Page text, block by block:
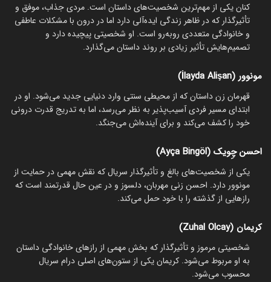
کنان یکی از مهم‌ترین شخصیت‌های داستان است. مردی جذاب، موفق و
تأثیرگذار که در ظاهر زندگی ایده‌آلی دارد اما در درون با مشکلات عاطفی
و خانوادگی متعددی روبه‌رو است. او شخصیتی پیچیده دارد و
تصمیم‌هایش تأثیر زیادی بر روند داستان می‌گذارد.
مونوور (İlayda Alişan)
قهرمان زن داستان که از محیطی سنتی وارد دنیایی جدید می‌شود. او در
ابتدای مسیر فردی آسیب‌پذیر به نظر می‌رسد، اما به تدریج قدرت درونی
خود را کشف می‌کند و برای آینده‌اش می‌جنگد.
احسن چِویک (Ayça Bingöl)
یکی از شخصیت‌های بالغ و تأثیرگذار سریال که نقش مهمی در حمایت از
مونوور دارد. احسن زنی مهربان، دلسوز و در عین حال قدرتمند است که
رازهایی از گذشته را با خود حمل می‌کند.
کریمان (Zuhal Olcay)
شخصیتی مرموز و تأثیرگذار که بخش مهمی از رازهای خانوادگی داستان
به او مربوط می‌شود. کریمان یکی از ستون‌های اصلی درام سریال
محسوب می‌شود.